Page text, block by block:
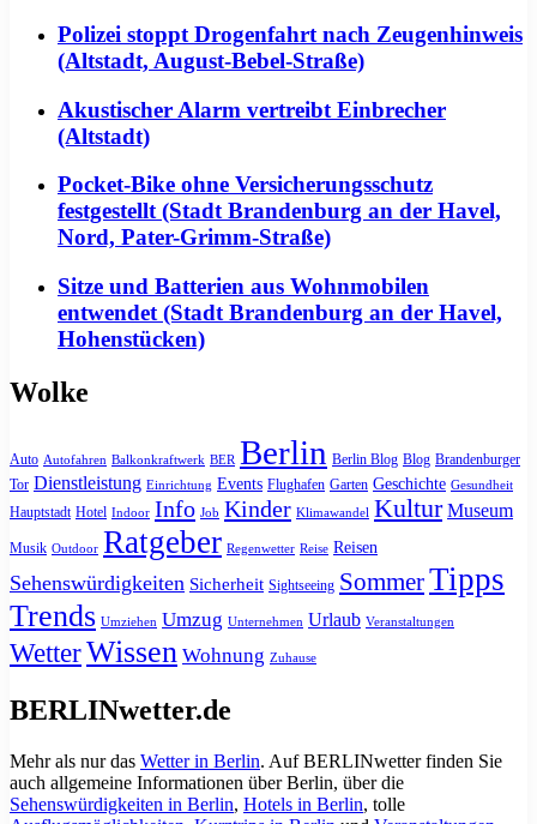
Polizei stoppt Drogenfahrt nach Zeugenhinweis
(Altstadt, August-Bebel-Straße)
Akustischer Alarm vertreibt Einbrecher
(Altstadt)
Pocket-Bike ohne Versicherungsschutz
festgestellt (Stadt Brandenburg an der Havel,
Nord, Pater-Grimm-Straße)
Sitze und Batterien aus Wohnmobilen
entwendet (Stadt Brandenburg an der Havel,
Hohenstücken)
Wolke
Auto Autofahren Balkonkraftwerk BER Berlin Berlin Blog Blog Brandenburger
Tor Dienstleistung Einrichtung Events Flughafen Garten Geschichte Gesundheit
Hauptstadt Hotel Indoor Info Job Kinder Klimawandel Kultur Museum
Musik Outdoor Ratgeber Regenwetter Reise Reisen
Sehenswürdigkeiten Sicherheit Sightseeing SommerTipps
Trends Umziehen Umzug Unternehmen Urlaub Veranstaltungen
WetterWissen Wohnung Zuhause
BERLINwetter.de
Mehr als nur das Wetter in Berlin. Auf BERLINwetter finden Sie
auch allgemeine Informationen über Berlin, über die
Sehenswürdigkeiten in Berlin, Hotels in Berlin, tolle